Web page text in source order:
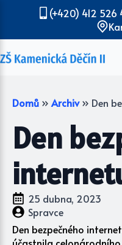
(+420) 412 526
Domů » Archiv » Den
Den
25 dubna, 2023
Spravce
Den bezpečného